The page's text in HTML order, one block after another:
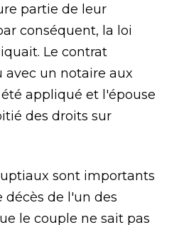
partie de leur
conséquent, la loi
Le contrat
un notaire aux
appliqué et l'épouse
des droits sur
sont importants
décès de l'un des
le couple ne sait pas